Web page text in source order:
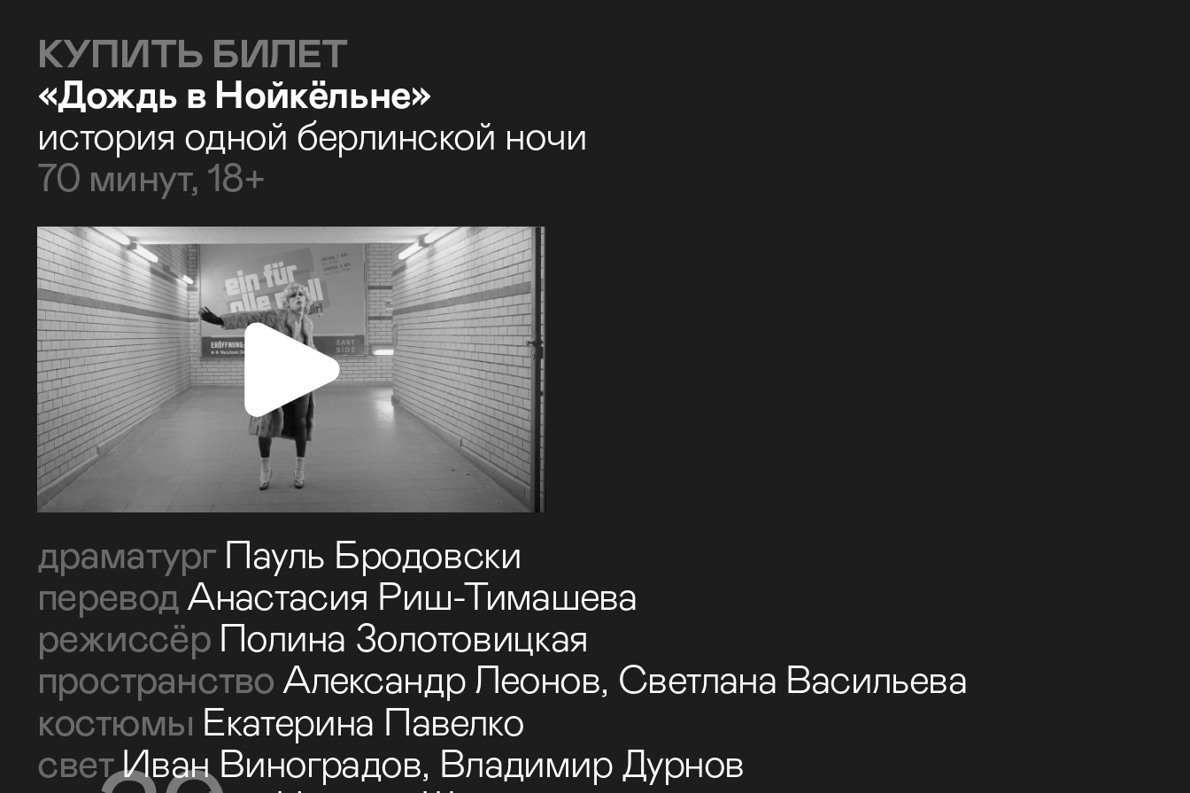
КУПИТЬ БИЛЕТ
«Дождь в Нойкёльне»
история одной берлинской ночи
70 минут, 18+
драматург Пауль Бродовски
перевод Анастасия Риш-Тимашева
режиссёр Полина Золотовицкая
пространство Александр Леонов, Светлана Васильева
костюмы Екатерина Павелко
свет Иван Виноградов, Владимир Дурнов